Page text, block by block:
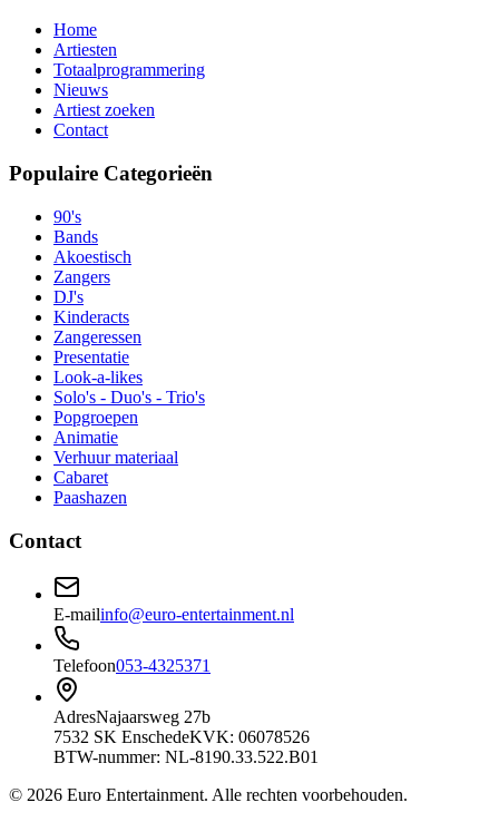
Home
Artiesten
Totaalprogrammering
Nieuws
Artiest zoeken
Contact
Populaire Categorieën
90's
Bands
Akoestisch
Zangers
DJ's
Kinderacts
Zangeressen
Presentatie
Look-a-likes
Solo's - Duo's - Trio's
Popgroepen
Animatie
Verhuur materiaal
Cabaret
Paashazen
Contact
E-mailinfo@euro-entertainment.nl
Telefoon053-4325371
AdresNajaarsweg 27b
7532 SK EnschedeKVK: 06078526
BTW-nummer: NL-8190.33.522.B01
© 2026 Euro Entertainment. Alle rechten voorbehouden.